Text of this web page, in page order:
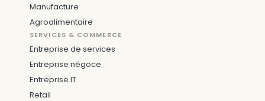
Manufacture
Agroalimentaire
SERVICES & COMMERCE
Entreprise de services
Entreprise négoce
Entreprise IT
Retail